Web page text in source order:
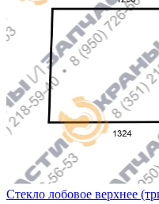
Стекло лобовое верхнее